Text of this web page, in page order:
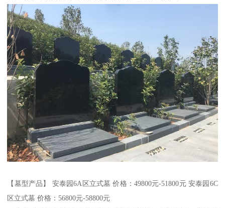
【墓型产品】 安泰园6A区立式墓 价格：49800元-51800元 安泰园6C
区立式墓 价格：56800元-58800元